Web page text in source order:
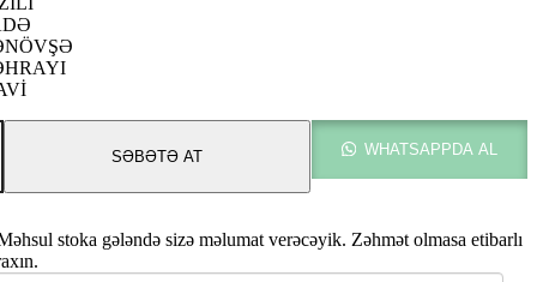
SƏBƏTƏ AT WHATSAPPDA AL
stoka gələndə sizə məlumat verəcəyik. Zəhmət olmasa etibarlı